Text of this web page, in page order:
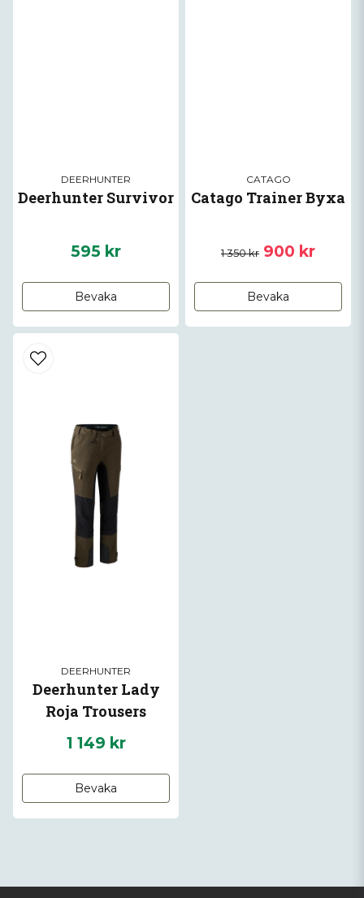
DEERHUNTER
Deerhunter Survivor
595 kr
Bevaka
CATAGO
Catago Trainer Byxa
1 350 kr 900 kr
Bevaka
DEERHUNTER
Deerhunter Lady
Roja Trousers
1 149 kr
Bevaka